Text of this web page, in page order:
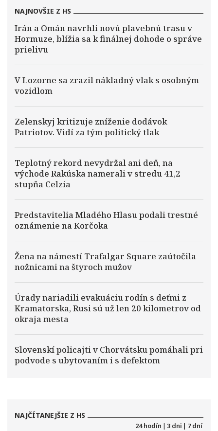
NAJNOVŠIE Z HS
Irán a Omán navrhli novú plavebnú trasu v
Hormuze, blížia sa k finálnej dohode o správe
prielivu
V Lozorne sa zrazil nákladný vlak s osobným
vozidlom
Zelenskyj kritizuje zníženie dodávok
Patriotov. Vidí za tým politický tlak
Teplotný rekord nevydržal ani deň, na
východe Rakúska namerali v stredu 41,2
stupňa Celzia
Predstavitelia Mladého Hlasu podali trestné
oznámenie na Korčoka
Žena na námestí Trafalgar Square zaútočila
nožnicami na štyroch mužov
Úrady nariadili evakuáciu rodín s deťmi z
Kramatorska, Rusi sú už len 20 kilometrov od
okraja mesta
Slovenskí policajti v Chorvátsku pomáhali pri
podvode s ubytovaním i s defektom
NAJČÍTANEJŠIE Z HS
24 hodín | 3 dni | 7 dní